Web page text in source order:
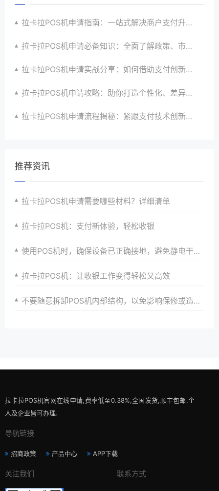
拉卡拉POS机申请指南：一站式解决商户支付升级、智能化与创新需求
拉卡拉POS机申请必备知识：全面了解政策、市场、技术与创新趋势
拉卡拉POS机申请实战分享：如何借助支付创新技术提升商户运营效益与效率
拉卡拉POS机申请攻略：助你打造个性化、差异化支付体验以提升竞争力
拉卡拉POS机申请流程揭秘：紧跟支付技术创新步伐，抢占市场先机
推荐资讯
拉卡拉POS机申请需要哪些材料？详细清单
拉卡拉POS机：支付新体验，轻松收银
使用POS机时，确保设备已正确接地，避免静电干扰。
拉卡拉POS机：让收银工作变得轻松又高效
不要随意拆卸POS机内部结构，以免影响保修或造成损坏。
拉卡拉POS机官网在线申请,费率低至0.38%,全国发货,顺丰包邮,个
人及企业皆可办理.
导航链接
招商政策 产品中心 APP下载
关注我们 联系方式